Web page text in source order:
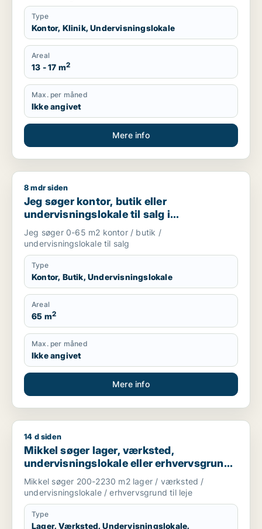
Type
Kontor, Klinik, Undervisningslokale
Areal
13 - 17 m2
Max. per måned
Ikke angivet
Mere info
Jeg søger kontor, butik eller undervisningslokale til salg i
8 mdr siden
Jeg søger kontor, butik eller
undervisningslokale til salg i
Storkøbenhavn, Nordsjælland eller Fyn
m.fl.
Jeg søger 0-65 m2 kontor / butik /
undervisningslokale til salg
Type
Kontor, Butik, Undervisningslokale
Areal
65 m2
Max. per måned
Ikke angivet
Mere info
Mikkel søger lager, værksted, undervisningslokale eller
14 d siden
Mikkel søger lager, værksted,
undervisningslokale eller erhvervsgrund
til leje i Odense C, Odense V eller Odense
NV m.fl.
Mikkel søger 200-2230 m2 lager / værksted /
undervisningslokale / erhvervsgrund til leje
Type
Lager, Værksted, Undervisningslokale,